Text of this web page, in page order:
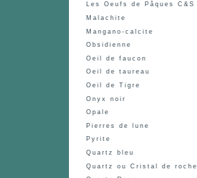
Les Oeufs de Pâques C&S
Malachite
Mangano-calcite
Obsidienne
Oeil de faucon
Oeil de taureau
Oeil de Tigre
Onyx noir
Opale
Pierres de lune
Pyrite
Quartz bleu
Quartz ou Cristal de roche